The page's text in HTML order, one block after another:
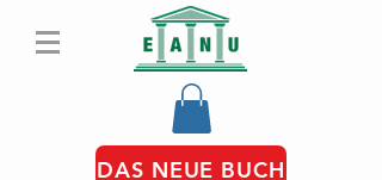
DAS NEUE BUCH